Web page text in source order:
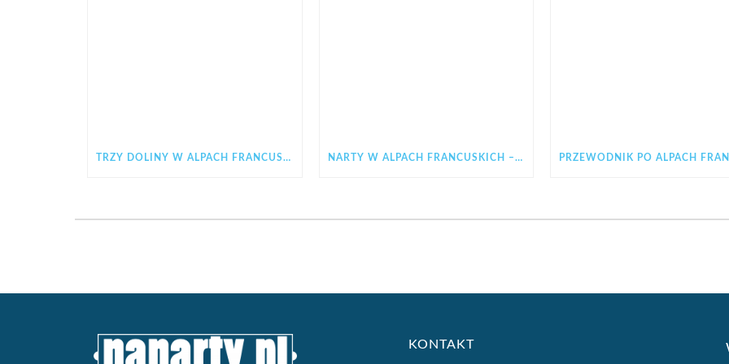
TRZY DOLINY W ALPACH FRANCUSKICH – KOMPLETNY PRZEWODNIK PO LES 3 VALLÉES NARTY W ALPACH FRANCUSKICH – JAK WYBRAĆ IDEALNY REGION NA ZIMOWY WYJAZD
KONTAKT